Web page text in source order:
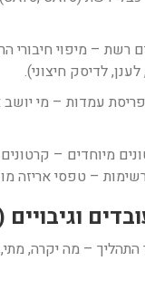
רשת – מיפוי
לדיסק חיצוני).
עמדות – מי
מיוחדים –
רשימות – טפסי אריזה
התהליך – מה יקרה,